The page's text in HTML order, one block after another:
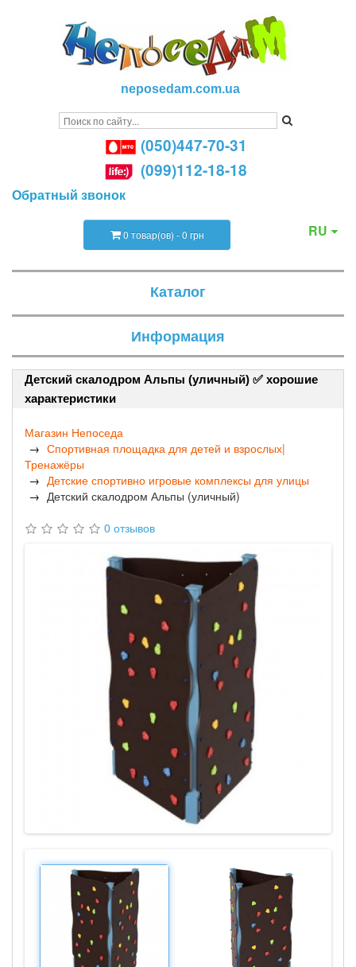
neposedam.com.ua
(050)447-70-31
(099)112-18-18
Обратный звонок
RU
0 товар(ов) - 0 грн
Каталог
Информация
Детский скалодром Альпы (уличный) ✅ хорошие
характеристики
Магазин Непоседа
Спортивная площадка для детей и взрослых|
Тренажёры
Детские спортивно игровые комплексы для улицы
Детский скалодром Альпы (уличный)
0 отзывов